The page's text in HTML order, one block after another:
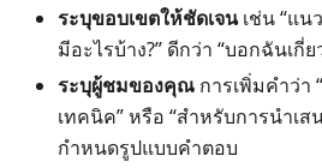
ระบุขอบเขตให้ชัดเจนเช่น “แน
มีอะไรบ้าง?” ดีกว่า “บอกฉันเกี่ย
ระบุผู้ชมของคุณ การเพิ่มคำว่า
เทคนิค” หรือ “สำหรับการนำเส
กำหนดรูปแบบคำตอบ